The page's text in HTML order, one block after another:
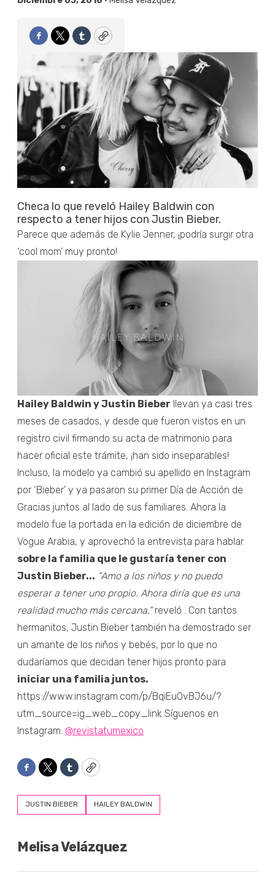
Facebook
TwitterTumblrCopy
Checa lo que reveló Hailey Baldwin con
respecto a tener hijos con Justin Bieber.
Parece que además de Kylie Jenner, ¡podría surgir otra
‘cool mom’ muy pronto!
Hailey Baldwin y Justin Bieber llevan ya casi tres
meses de casados, y desde que fueron vistos en un
registro civil firmando su acta de matrimonio para
hacer oficial este trámite, ¡han sido inseparables!
Incluso, la modelo ya cambió su apellido en Instagram
por ‘Bieber’ y ya pasaron su primer Día de Acción de
Gracias juntos al lado de sus familiares. Ahora la
modelo fue la portada en la edición de diciembre de
Vogue Arabia, y aprovechó la entrevista para hablar
sobre la familia que le gustaría tener con
Justin Bieber... “Amo a los niños y no puedo
esperar a tener uno propio. Ahora diría que es una
realidad mucho más cercana.”reveló . Con tantos
hermanitos, Justin Bieber también ha demostrado ser
un amante de los niños y bebés, por lo que no
dudaríamos que decidan tener hijos pronto para
iniciar una familia juntos.
https://www.instagram.com/p/BqiEuOvBJ6u/?
utm_source=ig_web_copy_link Síguenos en
Instagram: @revistatumexico
Facebook
TwitterTumblrCopy
JUSTIN BIEBER HAILEY BALDWIN
Melisa Velázquez